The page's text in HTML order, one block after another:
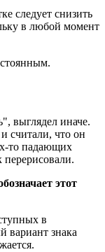
следует снизить
в любой момент
выглядел иначе.
считали, что он
то падающих
в
вариант знака